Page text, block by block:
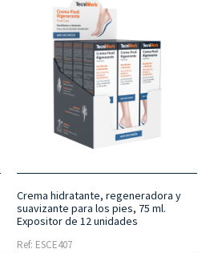
Crema hidratante, regeneradora y
suavizante para los pies, 75 ml.
Expositor de 12 unidades
Ref: ESCE407